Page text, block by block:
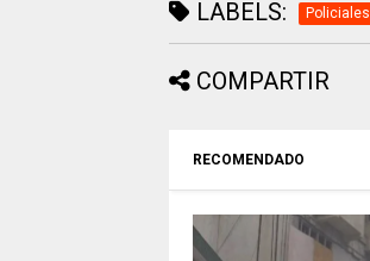
LABELS: Policiales
COMPARTIR
RECOMENDADO